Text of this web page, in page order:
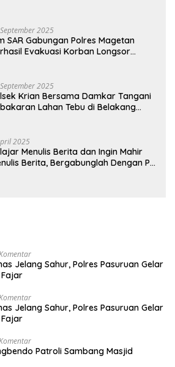
2025
SAR Gabungan Polres Magetan
Evakuasi Korban Longsor
2025
Krian Bersama Damkar Tangani
Lahan Tebu di Belakang
2025
Menulis Berita dan Ingin Mahir
Berita, Bergabunglah Dengan PT
Jelang Sahur, Polres Pasuruan Gelar
Jelang Sahur, Polres Pasuruan Gelar
Patroli Sambang Masjid